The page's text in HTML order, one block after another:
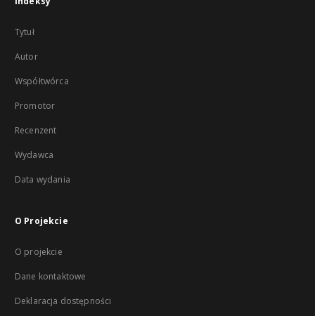
Tytuł
Autor
Współtwórca
Promotor
Recenzent
Wydawca
Data wydania
O Projekcie
O projekcie
Dane kontaktowe
Deklaracja dostępności